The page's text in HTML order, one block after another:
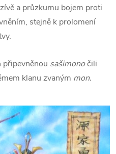
a průzkumu bojem proti
stejně k prolomení
připevněnou sašimonočili
klanu zvaným mon.